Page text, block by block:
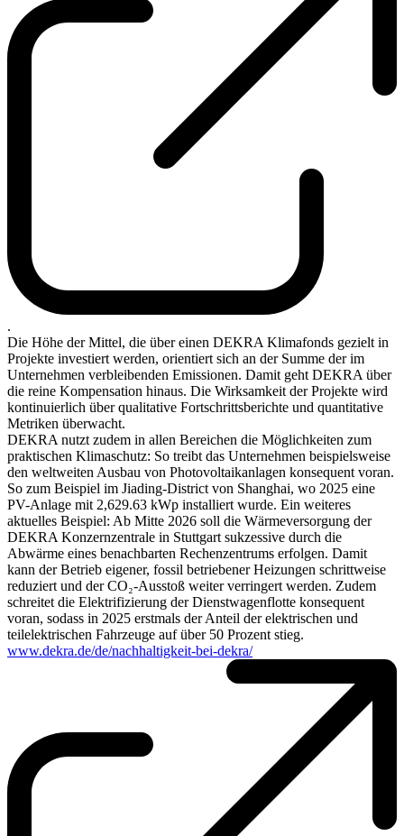
.
Die Höhe der Mittel, die über einen DEKRA Klimafonds gezielt in
Projekte investiert werden, orientiert sich an der Summe der im
Unternehmen verbleibenden Emissionen. Damit geht DEKRA über
die reine Kompensation hinaus. Die Wirksamkeit der Projekte wird
kontinuierlich über qualitative Fortschrittsberichte und quantitative
Metriken überwacht.
DEKRA nutzt zudem in allen Bereichen die Möglichkeiten zum
praktischen Klimaschutz: So treibt das Unternehmen beispielsweise
den weltweiten Ausbau von Photovoltaikanlagen konsequent voran.
So zum Beispiel im Jiading-District von Shanghai, wo 2025 eine
PV-Anlage mit 2,629.63 kWp installiert wurde. Ein weiteres
aktuelles Beispiel: Ab Mitte 2026 soll die Wärmeversorgung der
DEKRA Konzernzentrale in Stuttgart sukzessive durch die
Abwärme eines benachbarten Rechenzentrums erfolgen. Damit
kann der Betrieb eigener, fossil betriebener Heizungen schrittweise
reduziert und der CO₂-Ausstoß weiter verringert werden. Zudem
schreitet die Elektrifizierung der Dienstwagenflotte konsequent
voran, sodass in 2025 erstmals der Anteil der elektrischen und
teilelektrischen Fahrzeuge auf über 50 Prozent stieg.
www.dekra.de/de/nachhaltigkeit-bei-dekra/